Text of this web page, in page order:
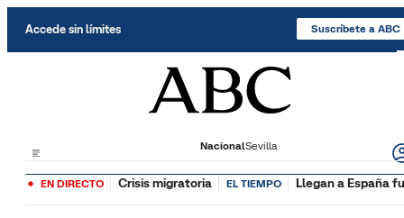
Accede sin límites Suscríbete a ABC
NacionalSevilla
EN DIRECTO Crisis migratoria EL TIEMPO Llegan a España